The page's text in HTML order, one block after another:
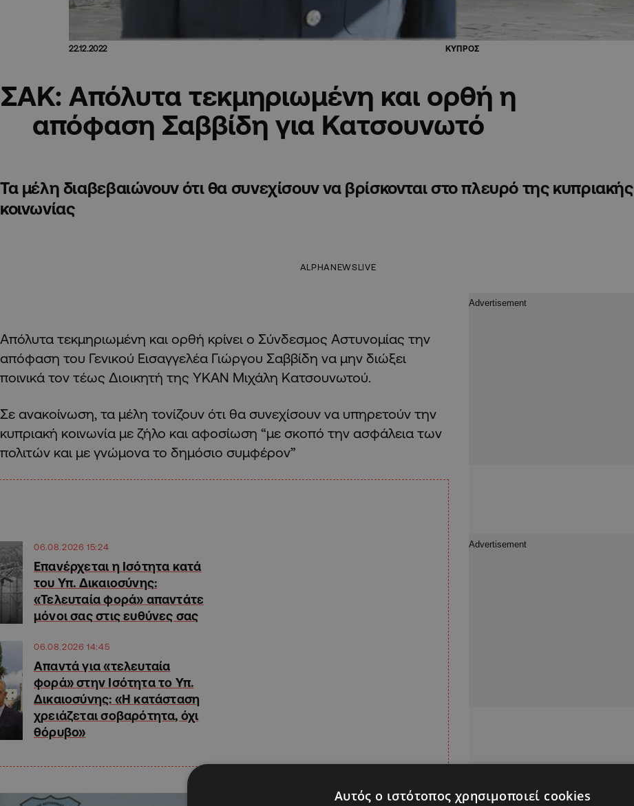
22.12.2022 ΚΥΠΡΟΣ
ΣΑΚ: Aπόλυτα τεκμηριωμένη και ορθή η
απόφαση Σαββίδη για Κατσουνωτό
Τα μέλη διαβεβαιώνουν ότι θα συνεχίσουν να βρίσκονται στο πλευρό της κυπριακής
κοινωνίας
ALPHANEWSLIVE
Απόλυτα τεκμηριωμένη και ορθή κρίνει ο Σύνδεσμος Αστυνομίας την
απόφαση του Γενικού Εισαγγελέα Γιώργου Σαββίδη να μην διώξει
ποινικά τον τέως Διοικητή της ΥΚΑΝ Μιχάλη Κατσουνωτού.
Σε ανακοίνωση, τα μέλη τονίζουν ότι θα συνεχίσουν να υπηρετούν την
κυπριακή κοινωνία με ζήλο και αφοσίωση “με σκοπό την ασφάλεια των
πολιτών και με γνώμονα το δημόσιο συμφέρον”
06.08.2026 15:24
Επανέρχεται η Ισότητα κατά
του Υπ. Δικαιοσύνης:
«Τελευταία φορά» απαντάτε
μόνοι σας στις ευθύνες σας
06.08.2026 14:45
Απαντά για «τελευταία
φορά» στην Ισότητα το Υπ.
Δικαιοσύνης: «Η κατάσταση
χρειάζεται σοβαρότητα, όχι
θόρυβο»
Αυτός ο ιστότοπος χρησιμοποιεί cookies